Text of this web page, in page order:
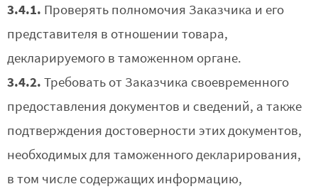
3.4.1. Проверять полномочия Заказчика и его
представителя в отношении товара,
декларируемого в таможенном органе.
3.4.2. Требовать от Заказчика своевременного
предоставления документов и сведений, а также
подтверждения достоверности этих документов,
необходимых для таможенного декларирования,
в том числе содержащих информацию,